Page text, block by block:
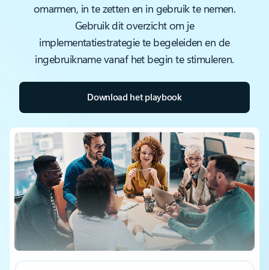
omarmen, in te zetten en in gebruik te nemen.
Gebruik dit overzicht om je
implementatiestrategie te begeleiden en de
ingebruikname vanaf het begin te stimuleren.
Download het playbook